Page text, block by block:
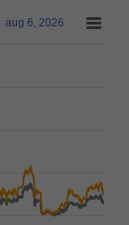
aug 6, 2026